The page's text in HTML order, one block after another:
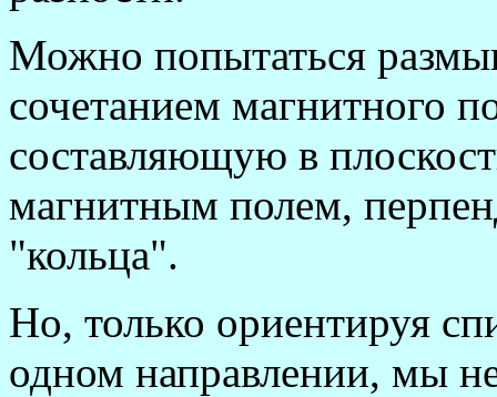
Можно попытаться
сочетанием магнитного
составляющую в
магнитным полем,
"кольца".
Но, только ориентируя
одном направлении, мы